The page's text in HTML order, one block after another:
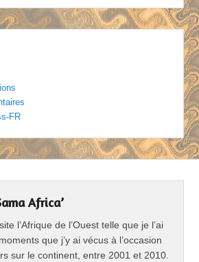
FR
Africa’
l’Afrique de l’Ouest telle que je l’ai
que j’y ai vécus à l’occasion
sur le continent, entre 2001 et 2010.